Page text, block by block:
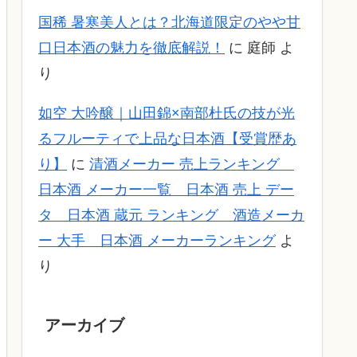
国稀 暑寒美人とは？北海道限定のやや甘
口日本酒の魅力を徹底解説！
に 庭師 よ
り
如空 大吟醸｜山田錦×南部杜氏の技が光
るフルーティで上品な日本酒【受賞歴あ
り】
に 清酒メーカー 売上ランキング
日本酒 メーカー一覧 日本酒 売上 デー
タ 日本酒 蔵元 ランキング 酒造メーカ
ー 大手 日本酒 メーカーランキングよ
り
アーカイブ